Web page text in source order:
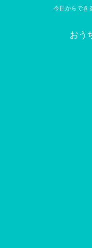
今日からでき
おう